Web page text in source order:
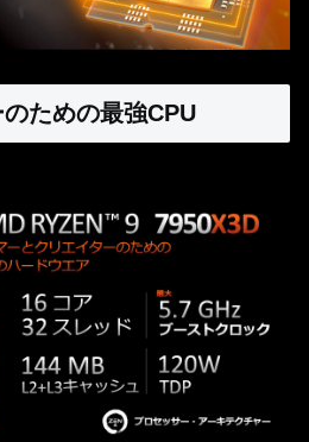
ための最強CPU